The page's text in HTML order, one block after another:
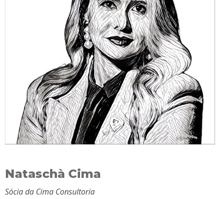
Nataschà Cima
Sócia da Cima Consultoria